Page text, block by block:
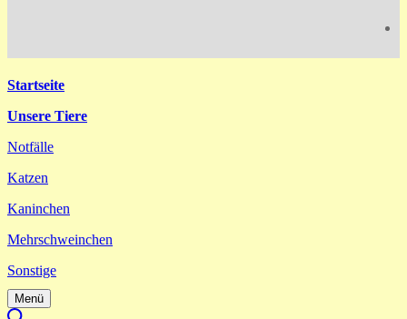
Startseite
Unsere Tiere
Notfälle
Katzen
Kaninchen
Mehrschweinchen
Sonstige
Menü